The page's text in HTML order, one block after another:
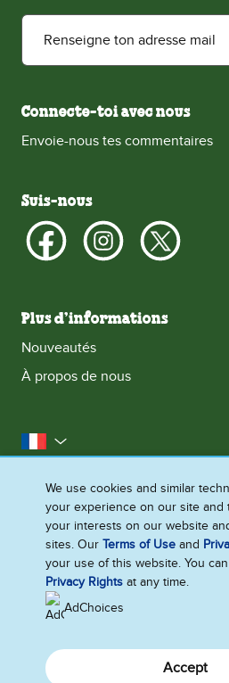
Renseigne ton adresse mail
Connecte-toi avec nous
Envoie-nous tes commentaires
Suis-nous
Plus d’informations
Nouveautés
À propos de nous
la France
Accessibilité
Contactez-nous
Politique Cookies
Politique
Plan du site
Paramètres des cookies
We use cookies and similar
your experience on our site and
your interests on our website
sites. OurTerms of Use and
your use of this website. You
Privacy Rights at any time.
AdChoices
Accept